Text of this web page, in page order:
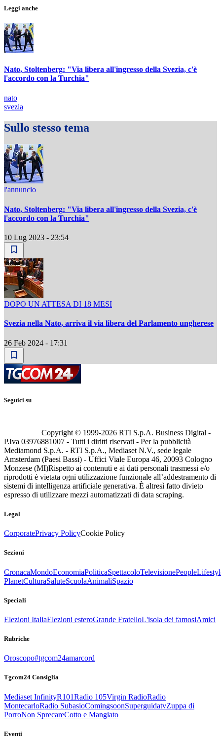
Leggi anche
Nato, Stoltenberg: "Via libera all'ingresso della Svezia, c'è
l'accordo con la Turchia"
nato
svezia
Sullo stesso tema
l'annuncio
Nato, Stoltenberg: "Via libera all'ingresso della Svezia, c'è
l'accordo con la Turchia"
10 Lug 2023 - 23:54
DOPO UN ATTESA DI 18 MESI
Svezia nella Nato, arriva il via libera del Parlamento ungherese
26 Feb 2024 - 17:31
Seguici su
Copyright © 1999-2026 RTI S.p.A. Business Digital -
P.Iva 03976881007 - Tutti i diritti riservati - Per la pubblicità
Mediamond S.p.A. - RTI S.p.A., Mediaset N.V., sede legale
Amsterdam (Paesi Bassi) - Uffici Viale Europa 46, 20093 Cologno
Monzese (MI)Rispetto ai contenuti e ai dati personali trasmessi e/o
riprodotti è vietata ogni utilizzazione funzionale all’addestramento di
sistemi di intelligenza artificiale generativa. È altresì fatto divieto
espresso di utilizzare mezzi automatizzati di data scraping.
Legal
CorporatePrivacy PolicyCookie Policy
Sezioni
CronacaMondoEconomiaPoliticaSpettacoloTelevisionePeople
PlanetCulturaSaluteScuolaAnimaliSpazio
Speciali
Elezioni ItaliaElezioni esteroGrande FratelloL'isola dei famosiAmici
Rubriche
Oroscopo#tgcom24amarcord
Tgcom24 Consiglia
Mediaset InfinityR101Radio 105Virgin RadioRadio
MontecarloRadio SubasioComingsoonSuperguidatvZuppa di
PorroNon SprecareCotto e Mangiato
Eventi